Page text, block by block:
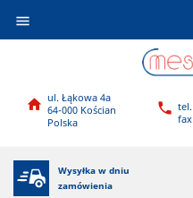

 ul. Łąkowa 4a
64-000 Kościan
Polska

Wysyłka w dniu
zamówienia